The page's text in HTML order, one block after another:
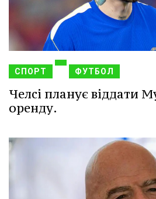
СПОРТ ФУТБОЛ
Челсі планує віддати
оренду.